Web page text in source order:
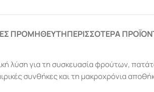
ΠΡΟΜΗΘΕΥΤΉΠΕΡΙΣΣΌΤΕΡΑ
λύση για τη συσκευασία φρούτων,
συνθήκες και τη μακροχρόνια